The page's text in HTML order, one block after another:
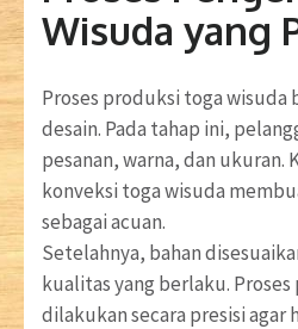
Wisuda yang
Proses produksi toga wisuda
desain. Pada tahap ini,
pesanan, warna, dan ukuran.
konveksi toga wisuda
sebagai acuan.
Setelahnya, bahan
kualitas yang berlaku.
dilakukan secara presisi agar